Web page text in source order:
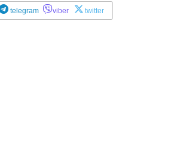
telegram viber twitter